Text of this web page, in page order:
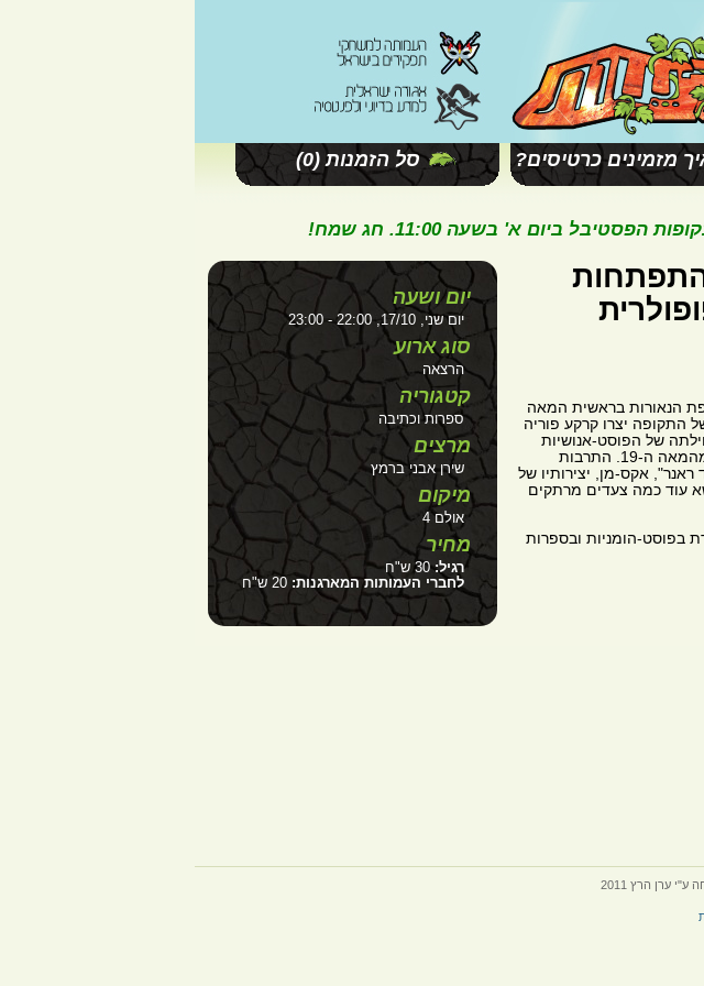
מזמינים כרטיסים? סל הזמנות (0)
ביום א' בשעה 11:00. חג שמח!
התפתחות
הנאורות בראשית המאה
התקופה יצרו קרקע פוריה
של הפוסט-אנושיות
אפשר למצוא כבר ב"פרנקנשטיין" וב"אי של ד"ר מורו" מהמאה ה-19. התרבות
ראנר", אקס-מן, יצירותיו של
עוד כמה צעדים מרתקים
בפוסט-הומניות ובספרות
יום ושעה
יום שני, 17/10, 22:00 - 23:00
סוג ארוע
הרצאה
קטגוריה
ספרות וכתיבה
מרצים
שירן אבני ברמץ
מיקום
אולם 4
מחיר
רגיל:30 ש"ח
לחברי העמותות המארגנות:
ערן הרץ 2011